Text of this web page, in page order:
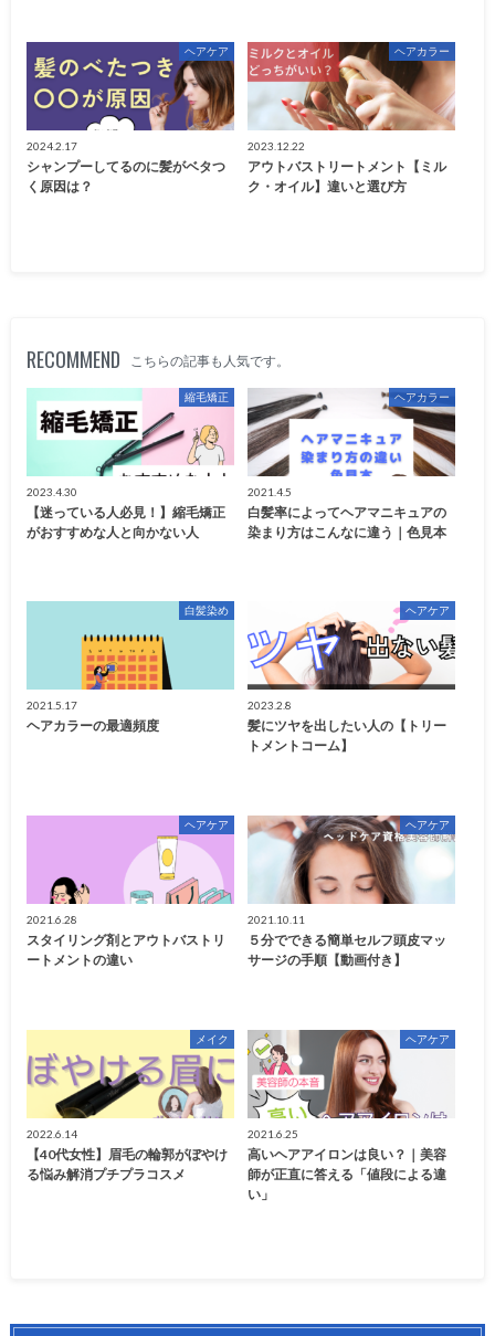
ヘアケア
2024.2.17
シャンプーしてるのに髪がベタつ
く原因は？
ヘアカラー
2023.12.22
アウトバストリートメント【ミル
ク・オイル】違いと選び方
RECOMMEND こちらの記事も人気です。
縮毛矯正
2023.4.30
【迷っている人必見！】縮毛矯正
がおすすめな人と向かない人
ヘアカラー
2021.4.5
白髪率によってヘアマニキュアの
染まり方はこんなに違う｜色見本
白髪染め
2021.5.17
ヘアカラーの最適頻度
ヘアケア
2023.2.8
髪にツヤを出したい人の【トリー
トメントコーム】
ヘアケア
2021.6.28
スタイリング剤とアウトバストリ
ートメントの違い
ヘアケア
2021.10.11
５分でできる簡単セルフ頭皮マッ
サージの手順【動画付き】
メイク
2022.6.14
【40代女性】眉毛の輪郭がぼやけ
る悩み解消プチプラコスメ
ヘアケア
2021.6.25
高いヘアアイロンは良い？｜美容
師が正直に答える「値段による違
い」